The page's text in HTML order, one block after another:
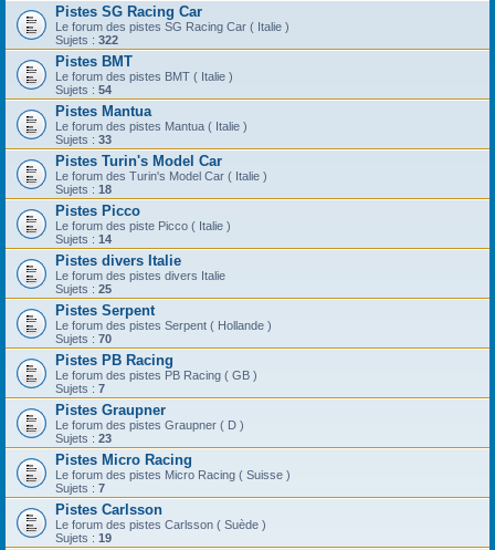
Pistes SG Racing Car
Le forum des pistes SG Racing Car ( Italie )
Sujets : 322
Pistes BMT
Le forum des pistes BMT ( Italie )
Sujets : 54
Pistes Mantua
Le forum des pistes Mantua ( Italie )
Sujets : 33
Pistes Turin's Model Car
Le forum des Turin's Model Car ( Italie )
Sujets : 18
Pistes Picco
Le forum des piste Picco ( Italie )
Sujets : 14
Pistes divers Italie
Le forum des pistes divers Italie
Sujets : 25
Pistes Serpent
Le forum des pistes Serpent ( Hollande )
Sujets : 70
Pistes PB Racing
Le forum des pistes PB Racing ( GB )
Sujets : 7
Pistes Graupner
Le forum des pistes Graupner ( D )
Sujets : 23
Pistes Micro Racing
Le forum des pistes Micro Racing ( Suisse )
Sujets : 7
Pistes Carlsson
Le forum des pistes Carlsson ( Suède )
Sujets : 19